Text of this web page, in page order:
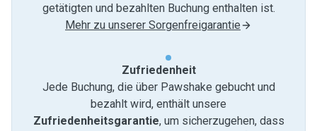
getätigten und bezahlten Buchung enthalten ist.
Mehr zu unserer Sorgenfreigarantie
Zufriedenheit
Jede Buchung, die über Pawshake gebucht und
bezahlt wird, enthält unsere
Zufriedenheitsgarantie, um sicherzugehen, dass